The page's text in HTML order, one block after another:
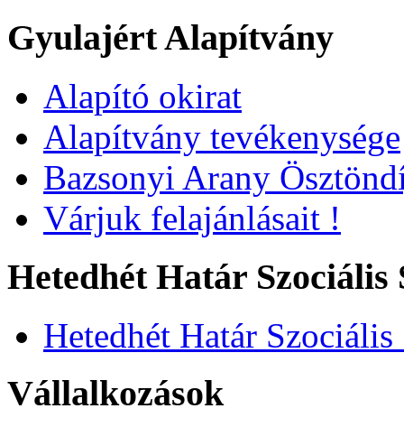
Gyulajért Alapítvány
Alapító okirat
Alapítvány tevékenysége
Bazsonyi Arany
Várjuk felajánlásait !
Hetedhét Határ Szociális
Hetedhét Határ Szociális
Vállalkozások